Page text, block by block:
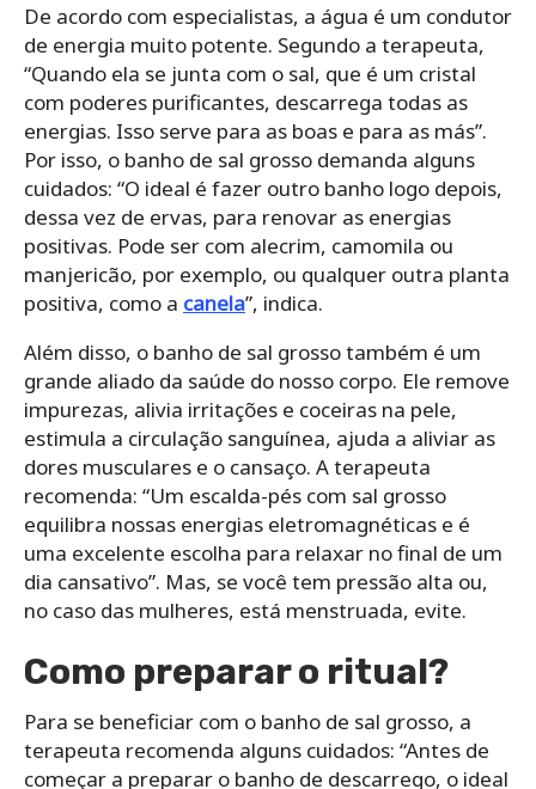
De acordo com especialistas, a água é um condutor
de energia muito potente. Segundo a terapeuta,
“Quando ela se junta com o sal, que é um cristal
com poderes purificantes, descarrega todas as
energias. Isso serve para as boas e para as más”.
Por isso, o banho de sal grosso demanda alguns
cuidados: “O ideal é fazer outro banho logo depois,
dessa vez de ervas, para renovar as energias
positivas. Pode ser com alecrim, camomila ou
manjericão, por exemplo, ou qualquer outra planta
positiva, como a canela”, indica.
Além disso, o banho de sal grosso também é um
grande aliado da saúde do nosso corpo. Ele remove
impurezas, alivia irritações e coceiras na pele,
estimula a circulação sanguínea, ajuda a aliviar as
dores musculares e o cansaço. A terapeuta
recomenda: “Um escalda-pés com sal grosso
equilibra nossas energias eletromagnéticas e é
uma excelente escolha para relaxar no final de um
dia cansativo”. Mas, se você tem pressão alta ou,
no caso das mulheres, está menstruada, evite.
Como preparar o ritual?
Para se beneficiar com o banho de sal grosso, a
terapeuta recomenda alguns cuidados: “Antes de
começar a preparar o banho de descarrego, o ideal